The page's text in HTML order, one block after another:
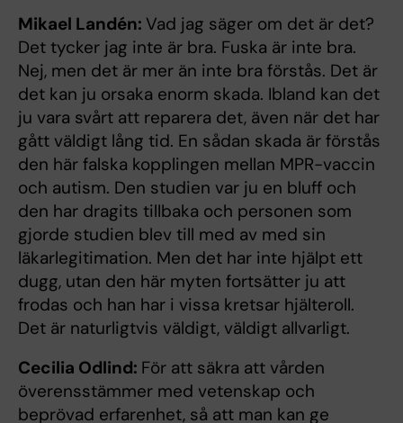
Mikael Landén: Vad jag säger om det är det?
Det tycker jag inte är bra. Fuska är inte bra.
Nej, men det är mer än inte bra förstås. Det är
det kan ju orsaka enorm skada. Ibland kan det
ju vara svårt att reparera det, även när det har
gått väldigt lång tid. En sådan skada är förstås
den här falska kopplingen mellan MPR-vaccin
och autism. Den studien var ju en bluff och
den har dragits tillbaka och personen som
gjorde studien blev till med av med sin
läkarlegitimation. Men det har inte hjälpt ett
dugg, utan den här myten fortsätter ju att
frodas och han har i vissa kretsar hjälteroll.
Det är naturligtvis väldigt, väldigt allvarligt.
Cecilia Odlind: För att säkra att vården
överensstämmer med vetenskap och
beprövad erfarenhet, så att man kan ge